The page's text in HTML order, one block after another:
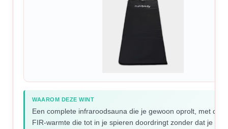
WAAROM DEZE WINT
Een complete infraroodsauna die je gewoon oprolt, met
FIR-warmte die tot in je spieren doordringt zonder dat je de